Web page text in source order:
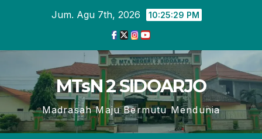
Jum. Agu 7th, 2026 10:25:30 PM
MTsN 2 SIDOARJO
Madrasah Maju Bermutu Mendunia